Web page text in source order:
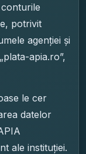
potrivit
agenției și
apia.ro”,
le cer
datelor
ale instituției.